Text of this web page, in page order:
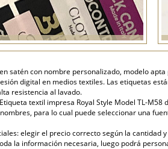
satén con nombre personalizado, modelo
digital en medios textiles. Las etiquetas
resistencia al lavado.
textil impresa Royal Style Model TL-
para lo cual puede seleccionar una
elegir el precio correcto según la
la información necesaria, luego podrá